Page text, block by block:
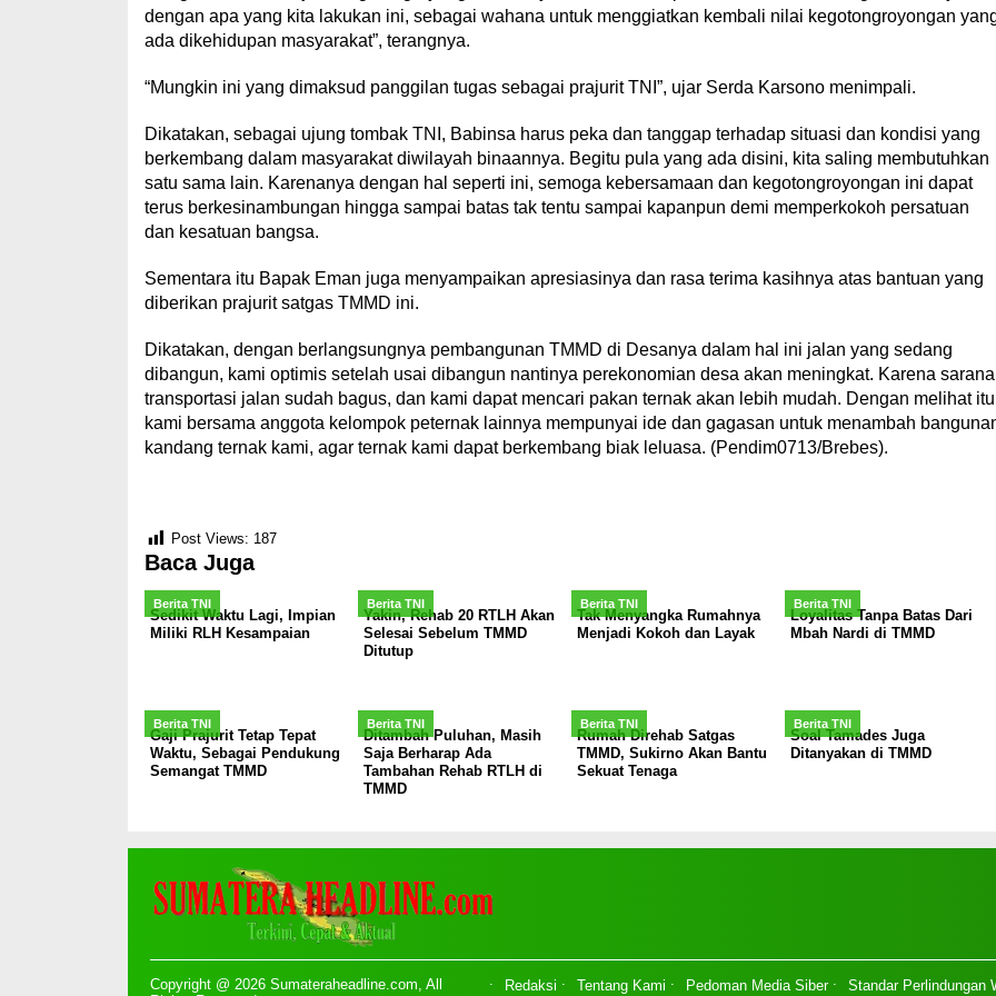
dengan apa yang kita lakukan ini, sebagai wahana untuk menggiatkan kembali nilai kegotongroyongan
ada dikehidupan masyarakat”, terangnya.
“Mungkin ini yang dimaksud panggilan tugas sebagai prajurit TNI”, ujar Serda Karsono menimpali.
Dikatakan, sebagai ujung tombak TNI, Babinsa harus peka dan tanggap terhadap situasi dan kondisi yang
berkembang dalam masyarakat diwilayah binaannya. Begitu pula yang ada disini, kita saling membutuhkan
satu sama lain. Karenanya dengan hal seperti ini, semoga kebersamaan dan kegotongroyongan ini dapat
terus berkesinambungan hingga sampai batas tak tentu sampai kapanpun demi memperkokoh persatuan
dan kesatuan bangsa.
Sementara itu Bapak Eman juga menyampaikan apresiasinya dan rasa terima kasihnya atas bantuan yang
diberikan prajurit satgas TMMD ini.
Dikatakan, dengan berlangsungnya pembangunan TMMD di Desanya dalam hal ini jalan yang sedang
dibangun, kami optimis setelah usai dibangun nantinya perekonomian desa akan meningkat. Karena sarana
transportasi jalan sudah bagus, dan kami dapat mencari pakan ternak akan lebih mudah. Dengan melihat
kami bersama anggota kelompok peternak lainnya mempunyai ide dan gagasan untuk menambah
kandang ternak kami, agar ternak kami dapat berkembang biak leluasa. (Pendim0713/Brebes).
Post Views: 187
Baca Juga
Berita TNI
Sedikit Waktu Lagi, Impian
Miliki RLH Kesampaian
Berita TNI
Yakin, Rehab 20 RTLH Akan
Selesai Sebelum TMMD
Ditutup
Berita TNI
Tak Menyangka Rumahnya
Menjadi Kokoh dan Layak
Berita TNI
Loyalitas Tanpa Batas Dari
Mbah Nardi di TMMD
Berita TNI
Gaji Prajurit Tetap Tepat
Waktu, Sebagai Pendukung
Semangat TMMD
Berita TNI
Ditambah Puluhan, Masih
Saja Berharap Ada
Tambahan Rehab RTLH di
TMMD
Berita TNI
Rumah Direhab Satgas
TMMD, Sukirno Akan Bantu
Sekuat Tenaga
Berita TNI
Soal Tamades Juga
Ditanyakan di TMMD
Copyright @ 2026 Sumateraheadline.com, All
Redaksi Tentang Kami Pedoman Media Siber Standar Perlindungan